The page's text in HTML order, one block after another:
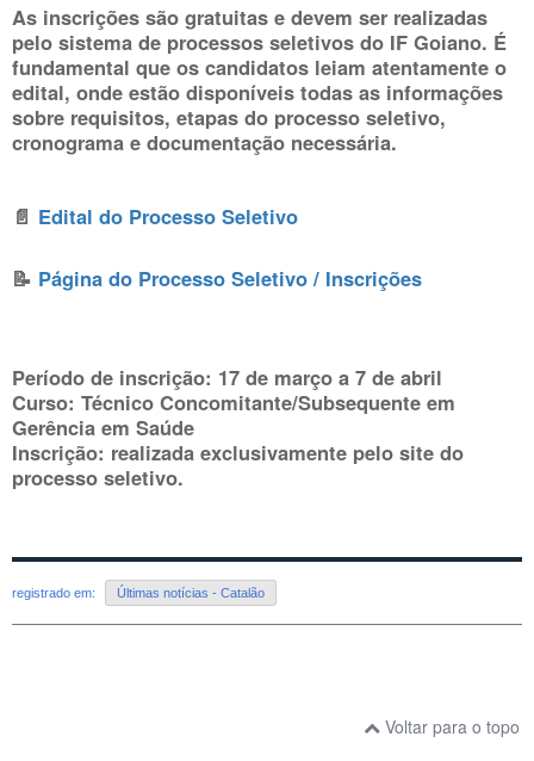
As inscrições são gratuitas e devem ser realizadas
pelo sistema de processos seletivos do IF Goiano. É
fundamental que os candidatos leiam atentamente o
edital, onde estão disponíveis todas as informações
sobre requisitos, etapas do processo seletivo,
cronograma e documentação necessária.
📄 Edital do Processo Seletivo
📝 Página do Processo Seletivo / Inscrições
Período de inscrição: 17 de março a 7 de abril
Curso: Técnico Concomitante/Subsequente em
Gerência em Saúde
Inscrição: realizada exclusivamente pelo site do
processo seletivo.
registrado em: Últimas notícias - Catalão
Voltar para o topo